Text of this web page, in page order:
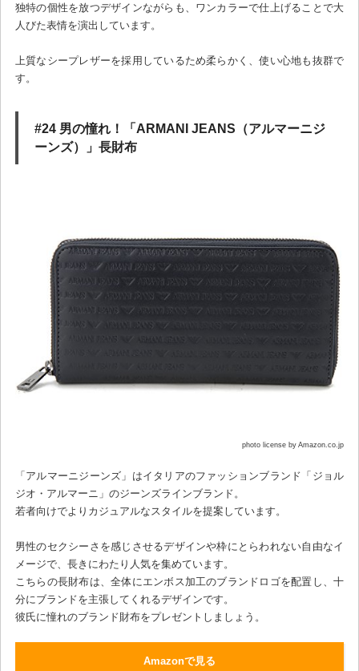
独特の個性を放つデザインながらも、ワンカラーで仕上げることで大
人びた表情を演出しています。
上質なシープレザーを採用しているため柔らかく、使い心地も抜群で
す。
#24 男の憧れ！「ARMANI JEANS（アルマーニジ
ーンズ）」長財布
photo license by Amazon.co.jp
「アルマーニジーンズ」はイタリアのファッションブランド「ジョル
ジオ・アルマーニ」のジーンズラインブランド。
若者向けでよりカジュアルなスタイルを提案しています。
男性のセクシーさを感じさせるデザインや枠にとらわれない自由なイ
メージで、長きにわたり人気を集めています。
こちらの長財布は、全体にエンボス加工のブランドロゴを配置し、十
分にブランドを主張してくれるデザインです。
彼氏に憧れのブランド財布をプレゼントしましょう。
Amazonで見る